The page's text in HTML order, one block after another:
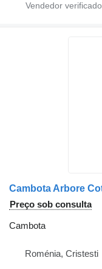
Preço sob consulta
Cambota
Roménia, Cristesti